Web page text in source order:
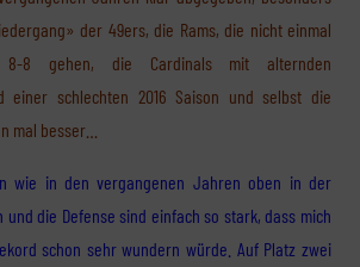
der 49ers, die Rams, die nicht einmal
8 gehen, die Cardinals mit alternden
einer schlechten 2016 Saison und selbst die
mal besser…
wie in den vergangenen Jahren oben in der
und die Defense sind einfach so stark, dass mich
schon sehr wundern würde. Auf Platz zwei